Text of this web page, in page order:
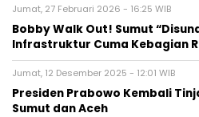
Jumat, 27 Februari 2026 - 16:25 WIB
Bobby Walk Out! Sumut
Infrastruktur Cuma Kebagian
Jumat, 12 Desember 2025 - 12:01 WIB
Presiden Prabowo Kembali
Sumut dan Aceh